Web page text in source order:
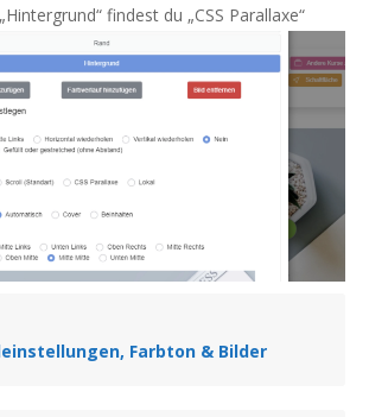
findest du „CSS Parallaxe“
Farbton & Bilder